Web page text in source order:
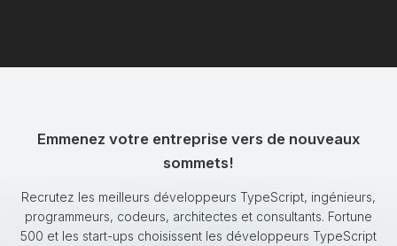
Emmenez votre entreprise vers de nouveaux
sommets!
Recrutez les meilleurs développeurs TypeScript, ingénieurs,
programmeurs, codeurs, architectes et consultants. Fortune
500 et les start-ups choisissent les développeurs TypeScript